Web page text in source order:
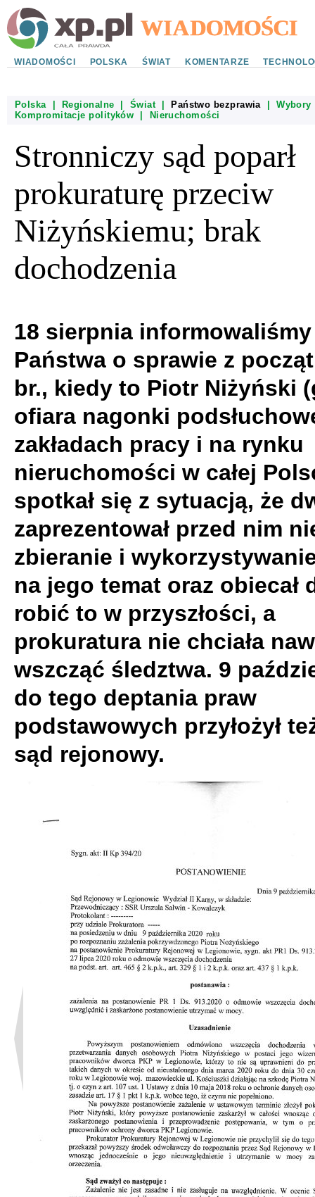
WIADOMOŚCI POLSKA ŚWIAT KOMENTARZE
Polska| Regionalne Świat| Państwo bezprawia|Wybory
Kompromitacje polityków
Nieruchomości
Stronniczy sąd poparł
prokuraturę przeciw
Niżyńskiemu; brak
dochodzenia
18 sierpnia informowaliśmy
Państwa o sprawie z
br., kiedy to Piotr Niżyński
ofiara nagonki
zakładach pracy i na rynku
nieruchomości w całej
spotkał się z sytuacją, że
zaprezentował przed nim
zbieranie i
na jego temat oraz obiecał
robić to w przyszłości, a
prokuratura nie chciała
wszcząć śledztwa. 9
do tego deptania praw
podstawowych przyłożył
sąd rejonowy.